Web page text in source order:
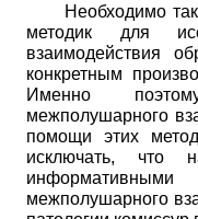
Необходимо
методик для
взаимодействия
конкретным
Именно
межполушарного
помощи этих
исключать, что
межполушарно­го